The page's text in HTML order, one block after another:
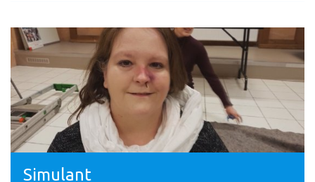
Simulant